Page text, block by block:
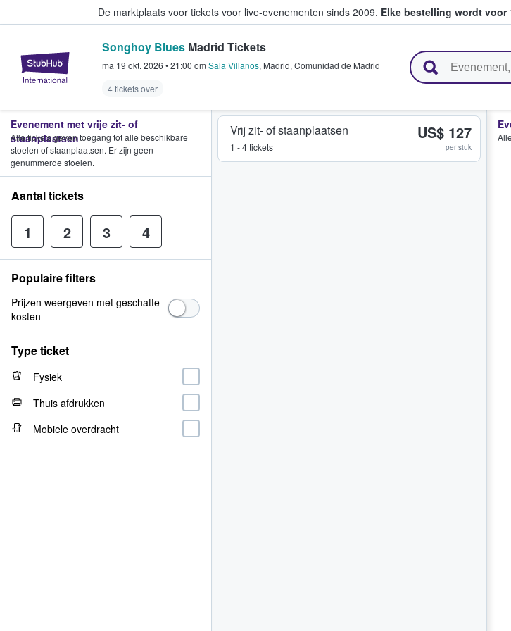
De marktplaats voor tickets voor live-evenementen sinds 2009. Elke bestelling wordt voor
StubHub: waar fans tickets kopen en verkopen
Songhoy Blues Madrid Tickets
ma 19 okt. 2026 •21:00 om Sala Villanos, Madrid, Comunidad de Madrid
4 tickets over
Vrij zit- of staanplaatsen
1 - 4 tickets
US$ 127
per stuk
Evenement met vrije zit- of
staanplaatsen
Alle tickets geven toegang tot alle beschikbare
stoelen of staanplaatsen. Er zijn geen
genummerde stoelen.
Aantal tickets
1 2 3 4
Populaire filters
Prijzen weergeven met geschatte
kosten
Type ticket
Fysiek
Thuis afdrukken
Mobiele overdracht